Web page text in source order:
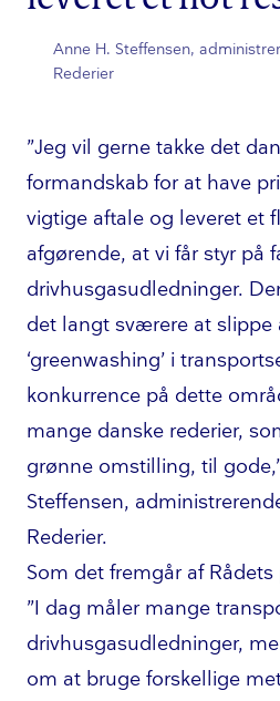
Anne H. Steffensen,
Rederier
”Jeg vil gerne takke det
formandskab for at have
vigtige aftale og leveret et
afgørende, at vi får styr på
driv­hus­gas­ud­led­nin­ger.
det langt sværere at slippe
‘greenwashing’ i
konkurrence på dette
mange danske rederier,
grønne omstilling, til
Steffensen,
Rederier.
Som det fremgår af
”I dag måler mange
driv­hus­gas­ud­led­nin­ger,
om at bruge forskellige